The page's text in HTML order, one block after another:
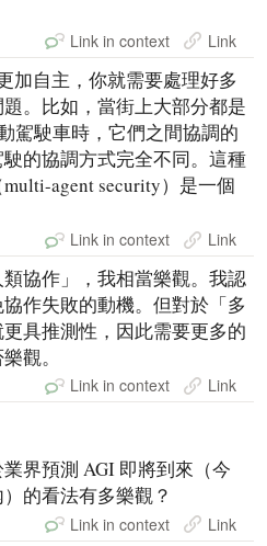
Link in context Link
加自主，你就需要處理好多
。比如，當街上大部分都是
駕駛車時，它們之間協調的
的協調方式完全不同。這種
multi-agent security）是一個
Link in context Link
協作」，我相當樂觀。我認
作失敗的動機。但對於「多
具推測性，因此需要更多的
觀。
Link in context Link
界預測 AGI 即將到來（今
的看法有多樂觀？
Link in context Link